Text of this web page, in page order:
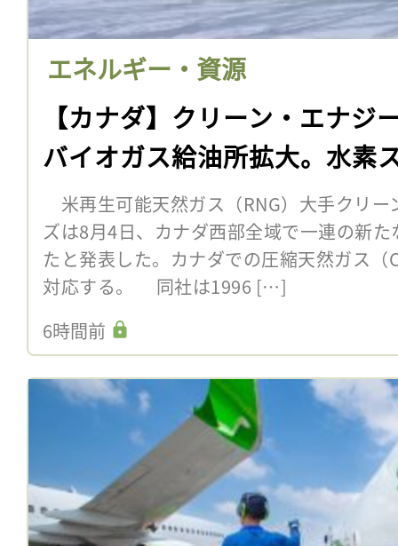
エネルギー・資源
【カナダ】クリーン・エナジ
バイオガス給油所拡大。水素
米再生可能天然ガス（RNG）大手クリ
ズは8月4日、カナダ西部全域で一連の新
たと発表した。カナダでの圧縮天然ガス（
対応する。 同社は1996 […]
6時間前